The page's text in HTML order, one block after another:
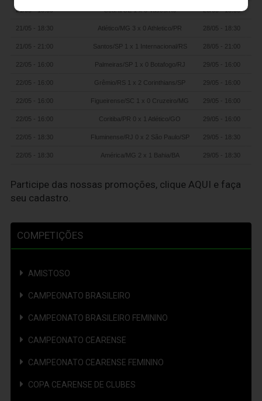
21/05 - 18:30 Ceará/CE 1 x 3 Vasco/RJ
21/05 - 18:30 Atlético/MG 3 x 0 Athletico/PR
21/05 - 21:00 Santos/SP 1 x 1 Internacional/RS
22/05 - 16:00 Palmeiras/SP 1 x 0 Botafogo/RJ
22/05 - 16:00 Grêmio/RS 1 x 2 Corinthians/SP
22/05 - 16:00 Figueirense/SC 1 x 0 Cruzeiro/MG
22/05 - 16:00 Coritiba/PR 0 x 1 Atlético/GO
22/05 - 18:30 Fluminense/RJ 0 x 2 São Paulo/SP
22/05 - 18:30 América/MG 2 x 1 Bahia/BA
28/05 - 18:30
28/05 - 18:30
28/05 - 21:00
29/05 - 16:00
29/05 - 16:00
29/05 - 16:00
29/05 - 16:00
29/05 - 18:30
29/05 - 18:30
Participe das nossas promoções, clique AQUI e faça
seu cadastro.
COMPETIÇÕES
AMISTOSO
CAMPEONATO BRASILEIRO
CAMPEONATO BRASILEIRO FEMININO
CAMPEONATO CEARENSE
CAMPEONATO CEARENSE FEMININO
COPA CEARENSE DE CLUBES